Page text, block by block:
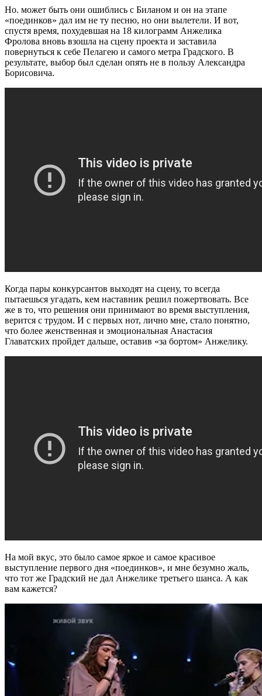
Но. может быть они ошиблись с Биланом и он на этапе
«поединков» дал им не ту песню, но они вылетели. И вот,
спустя время, похудевшая на 18 килограмм Анжелика
Фролова вновь взошла на сцену проекта и заставила
повернуться к себе Пелагею и самого метра Градского. В
результате, выбор был сделан опять не в пользу Александра
Борисовича.
Когда пары конкурсантов выходят на сцену, то всегда
пытаешься угадать, кем наставник решил пожертвовать. Все
же в то, что решения они принимают во время выступления,
верится с трудом. И с первых нот, лично мне, стало понятно,
что более женственная и эмоциональная Анастасия
Главатских пройдет дальше, оставив «за бортом» Анжелику.
На мой вкус, это было самое яркое и самое красивое
выступление первого дня «поединков», и мне безумно жаль,
что тот же Градский не дал Анжелике третьего шанса. А как
вам кажется?